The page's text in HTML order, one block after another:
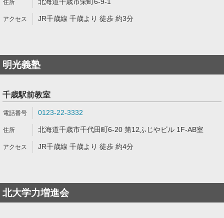
JR千歳線 千歳より 徒歩 約3分
明光義塾
千歳駅前教室
0123-22-3332
北海道千歳市千代田町6-20 第12ふじやビル 1F-AB室
JR千歳線 千歳より 徒歩 約4分
北大学力増進会